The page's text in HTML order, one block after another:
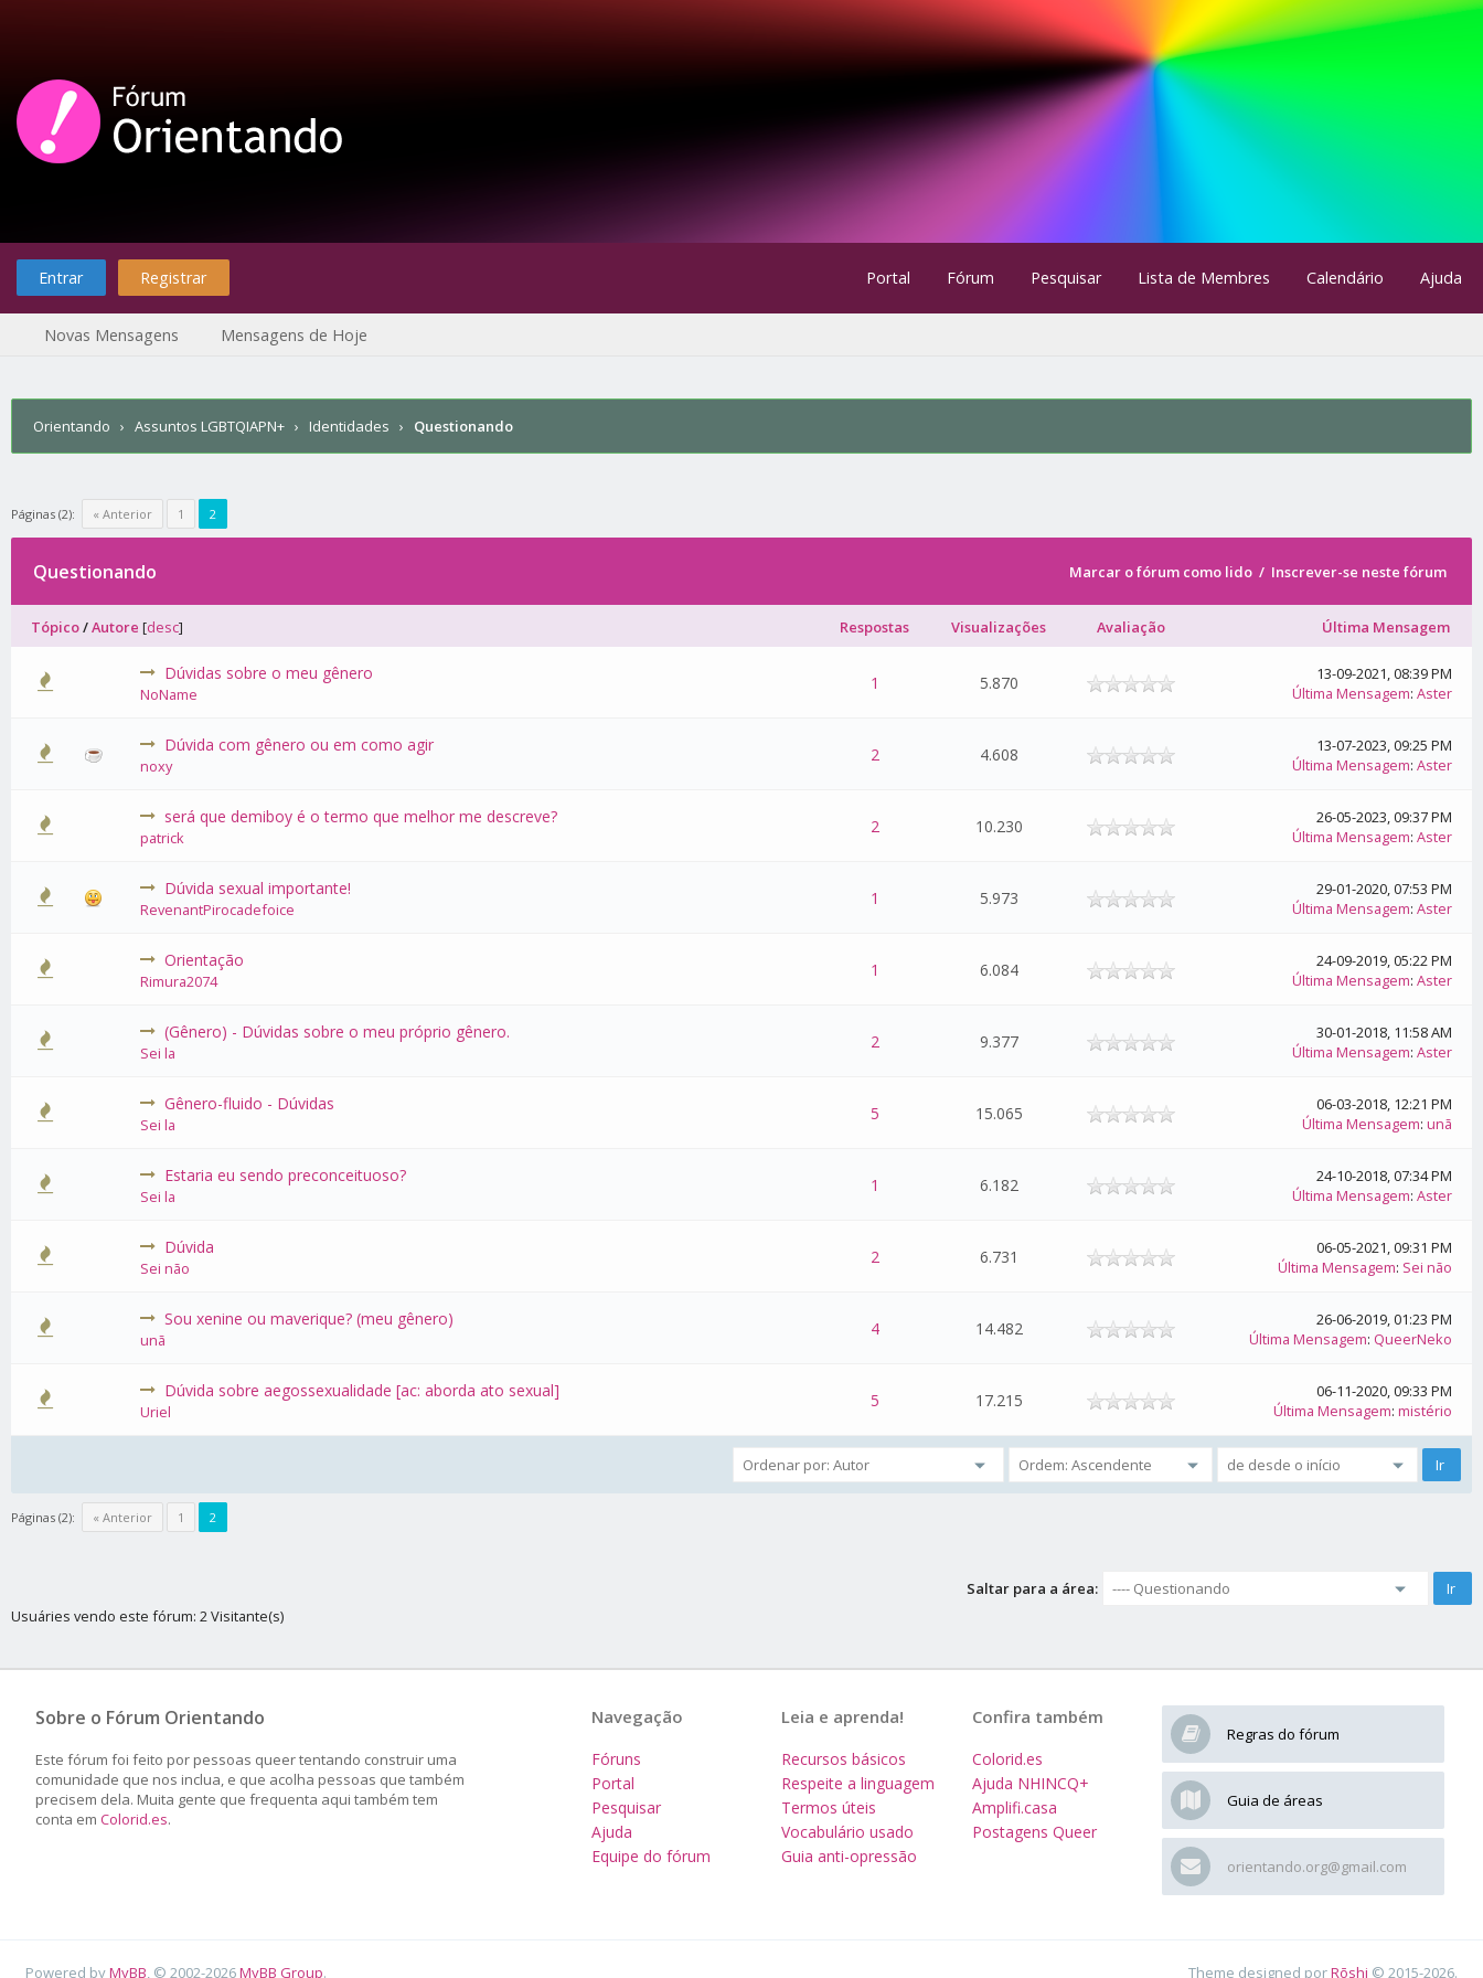
Entrar Registrar Portal Fórum Pesquisar Lista de Membres Calendário Ajuda
Novas Mensagens Mensagens de Hoje
Orientando › Assuntos LGBTQIAPN+ › Identidades › Questionando
Páginas (2): « Anterior 1 2
Marcar o fórum como lido / Inscrever-se neste fórum
Questionando
Tópico/Autore [desc] Respostas Visualizações Avaliação Última Mensagem
Dúvidas sobre o meu gênero
NoName
1 5.870
13-09-2021, 08:39 PM
Última Mensagem:Aster
Dúvida com gênero ou em como agir
noxy
2 4.608
0 Voto(s) - 0 de 5 na totalidade
13-07-2023, 09:25 PM
Última Mensagem:Aster
será que demiboy é o termo que melhor me descreve?
patrick
2 10.230
0 Voto(s) - 0 de 5 na totalidade
12
26-05-2023, 09:37 PM
Última Mensagem:Aster
Dúvida sexual importante!
RevenantPirocadefoice
1 5.973
29-01-2020, 07:53 PM
Última Mensagem:Aster
Orientação
Rimura2074
1 6.084
24-09-2019, 05:22 PM
Última Mensagem:Aster
(Gênero) - Dúvidas sobre o meu próprio gênero.
Sei la
2 9.377
0 Voto(s) - 0 de 5 na totalidade
30-01-2018, 11:58 AM
Última Mensagem:Aster
Gênero-fluido - Dúvidas
Sei la
5 15.065
06-03-2018, 12:21 PM
Última Mensagem:unã
Estaria eu sendo preconceituoso?
Sei la
1 6.182
24-10-2018, 07:34 PM
Última Mensagem:Aster
Dúvida
Sei não
2 6.731
06-05-2021, 09:31 PM
Última Mensagem: Sei não
Sou xenine ou maverique? (meu gênero)
unã
4 14.482
0 Voto(s) - 0 de 5 na totalidade
26-06-2019, 01:23 PM
Última Mensagem: QueerNeko
Dúvida sobre aegossexualidade [ac: aborda ato sexual]
Uriel
5 17.215
0 Voto(s) - 0 de 5 na totalidade
123
06-11-2020, 09:33 PM
Última Mensagem:mistério
Páginas (2): « Anterior 1 2
Saltar para a área:
Usuáries vendo este fórum: 2 Visitante(s)
Sobre o Fórum Orientando
Este fórum foi feito por pessoas queer tentando construir uma
comunidade que nos inclua, e que acolha pessoas que também
precisem dela. Muita gente que frequenta aqui também tem
conta em Colorid.es.
Regras do fórum
Guia de áreas
orientando.org@gmail.com
Confira também
Colorid.es
Ajuda NHINCQ+
Amplifi.casa
Postagens Queer
Leia e aprenda!
Recursos básicos
Respeite a linguagem
Termos úteis
Vocabulário usado
Guia anti-opressão
Navegação
Fóruns
Portal
Pesquisar
Ajuda
Equipe do fórum
Powered byMyBB , © 2002-2026MyBB Group. Theme designed porRōshi © 2015-2026.